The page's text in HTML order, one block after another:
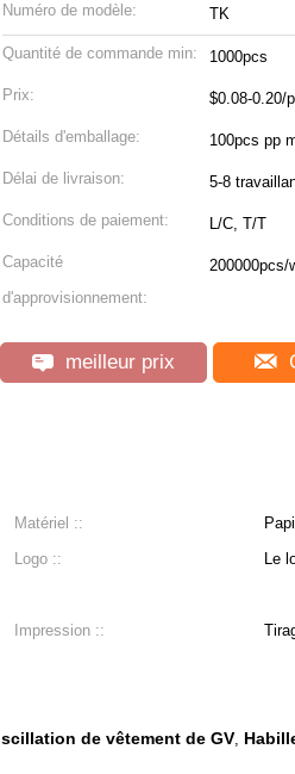
Numéro de modèle: TK
Quantité de commande min: 1000pcs
Prix: $0.08-0.20/
Détails d'emballage: 100pcs pp
Délai de livraison: 5-8
Conditions de paiement: L/C, T/T
Capacité
d'approvisionnement:
200000pcs/
meilleur prix
Matériel ::
Logo :: Le
Impression ::
de vêtement de GV,